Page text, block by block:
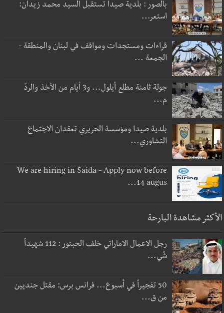
بالصور : بلدية صيدا تستقبل السيد محمد زيدان:
استعر...
قراءات ومستجدات ومواقف في لبنان والمنطقة -
الجمعة ...
جولة ثامنة مطلع أيلول... و3 أيام من الأخذ والردّ
م...
بلدية صيدا ومؤسسة الحريري تعقدان الاجتماع
التشاوري...
We are hiring in Saida - Apply now before
14 augus...
الأكثر مشاهدة البارحة
رجل الاعمال الاماراتي خلف الحبتور : 112 شهيداً
شُي...
50 تفجيراً في أسبوع... فرانس برس: مقتل جنديين
من ق...